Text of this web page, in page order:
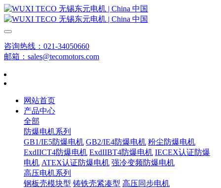
咨询热线：021-34050660
邮箱：sales@tecomotors.com
网站首页
产品中心
全部
防爆电机系列
GB1/IE5防爆电机 GB2/IE4防爆电机 粉尘防爆电机
ExdIICT4防爆电机 ExdIIBT4防爆电机 IECEX认证防爆
电机 ATEX认证防爆电机 强冷变频防爆电机
高压电机系列
钢板壳模块型 铸铁壳紧凑型 高压同步电机